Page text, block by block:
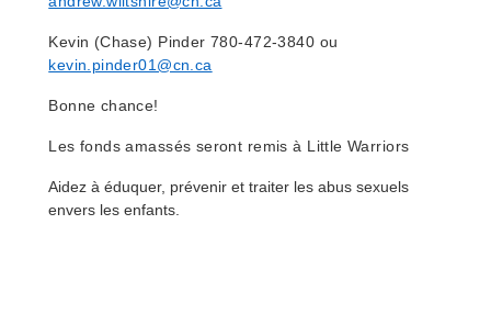
Kevin (Chase) Pinder 780-472-3840 ou
kevin.pinder01@cn.ca
Bonne chance!
Les fonds amassés seront remis à Little Warriors
Aidez à éduquer, prévenir et traiter les abus sexuels
envers les enfants.